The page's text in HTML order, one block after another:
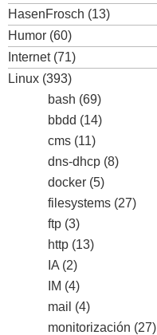
HasenFrosch (13)
Humor (60)
Internet(71)
Linux (393)
bash (69)
bbdd (14)
cms (11)
dns-dhcp (8)
docker (5)
filesystems (27)
ftp (3)
http (13)
IA (2)
IM (4)
mail (4)
monitorización (27)